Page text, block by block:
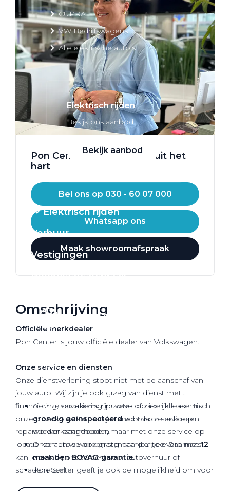
CUPRA
VW Bedrijfswagens
Alle elektrische auto's
Elektrisch rijden
Bekijk ons aanbod
Bekijk aanbod
Elektrisch rijden
Verhuur
Vestigingen
Werkplaatsafspraak
Pon Center. Mobiliteit vanuit het
hart
Bel ons op 030 - 60 07 000
Whatsapp ons
Maak showroomafspraak
Omschrijving
Officiële merkdealer
Pon Center is jouw officiële dealer van Volkswagen.
Onze service en diensten
Onze dienstverlening stopt niet met de aanschaf van
jouw auto. Wij zijn je ook graag van dienst met
financiering, verzekering, private- of zakelijk lease. In
onze 9 werkplaatsen kan je terecht voor service- en
reparatiewerkzaamheden, maar met onze service op
locatie komen we ook graag naar jou toe. Daarnaast
kan je ook bij ons terecht voor autoverhuur of
schadeherstel.
Al onze occasions zijn zowel optisch als technisch
grondig geïnspecteerdvoordat ze te koop
worden aangeboden.
Onze auto’s worden standaard afgeleverd met12
maanden BOVAG-garantie.
Pon Center geeft je ook de mogelijkheid om voor